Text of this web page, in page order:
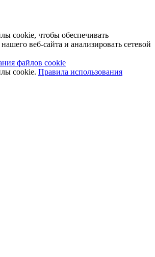
cookie, чтобы обеспечивать
веб-сайта и анализировать сетевой
файлов cookie
cookie. Правила использования